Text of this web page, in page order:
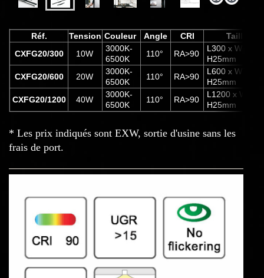
Réf. Tension Couleur Angle CRI
Taille
CXFG20/300
10W
3000K-
6500K
110° RA>90
L300 x W22 x
H25mm
CXFG20/600
20W
3000K-
6500K
110° RA>90
L600 x W22 x
H25mm
CXFG20/1200
40W
3000K-
6500K
110° RA>90
L1200 x W22
H25mm
* Les prix indiqués sont EXW, sortie d'usine sans les
frais de port.